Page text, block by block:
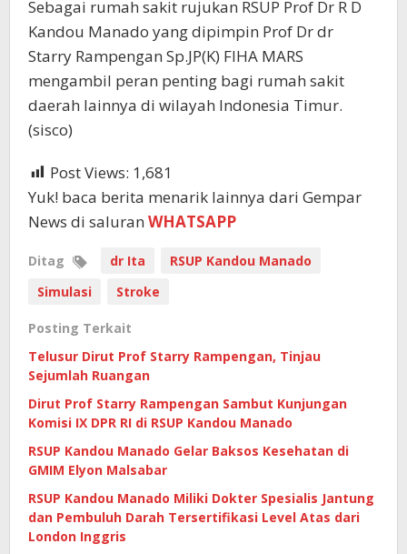
Sebagai rumah sakit rujukan RSUP Prof Dr R D
Kandou Manado yang dipimpin Prof Dr dr
Starry Rampengan Sp.JP(K) FIHA MARS
mengambil peran penting bagi rumah sakit
daerah lainnya di wilayah Indonesia Timur.
(sisco)
Post Views: 1,681
Yuk! baca berita menarik lainnya dari Gempar
News di saluran WHATSAPP
Ditag dr Ita
RSUP Kandou Manado
Simulasi
Stroke
Posting Terkait
Telusur Dirut Prof Starry Rampengan, Tinjau
Sejumlah Ruangan
Dirut Prof Starry Rampengan Sambut Kunjungan
Komisi IX DPR RI di RSUP Kandou Manado
RSUP Kandou Manado Gelar Baksos Kesehatan di
GMIM Elyon Malsabar
RSUP Kandou Manado Miliki Dokter Spesialis Jantung
dan Pembuluh Darah Tersertifikasi Level Atas dari
London Inggris